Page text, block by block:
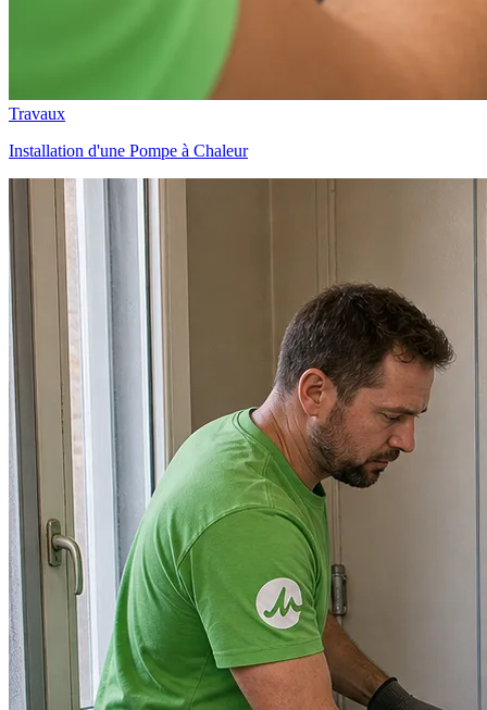
Travaux
Installation d'une Pompe à Chaleur